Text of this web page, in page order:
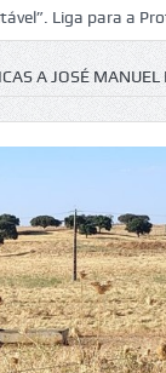
a Proteção da
A JOSÉ